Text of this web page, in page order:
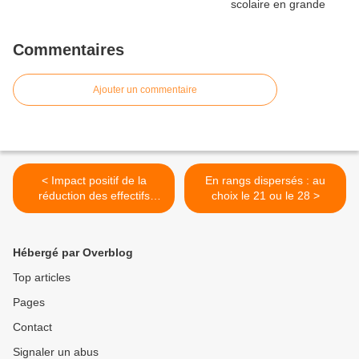
Commentaires
Ajouter un commentaire
< Impact positif de la
réduction des effectifs
d'élève par classe
En rangs dispersés : au
choix le 21 ou le 28 >
Hébergé par Overblog
Top articles
Pages
Contact
Signaler un abus